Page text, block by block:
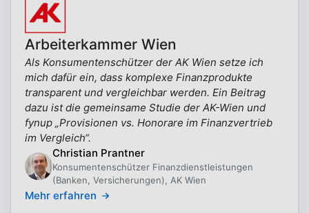
Arbeiterkammer Wien
Als Konsumentenschützer der AK Wien setze ich
mich dafür ein, dass komplexe Finanzprodukte
transparent und vergleichbar werden. Ein Beitrag
dazu ist die gemeinsame Studie der AK-Wien und
fynup „Provisionen vs. Honorare im Finanzvertrieb
im Vergleich“.
Christian Prantner
Konsumentenschützer Finanzdienstleistungen
(Banken, Versicherungen), AK Wien
Mehr erfahren